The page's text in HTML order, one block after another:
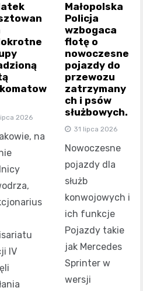
2026
na
IV
Małopolska
Policja
wzbogaca
flotę o
nowoczesne
pojazdy do
przewozu
zatrzymany
ch i psów
służbowych.
31 lipca 2026
Nowoczesne
pojazdy dla
służb
konwojowych i
ich funkcje
Pojazdy takie
jak Mercedes
Sprinter w
wersji